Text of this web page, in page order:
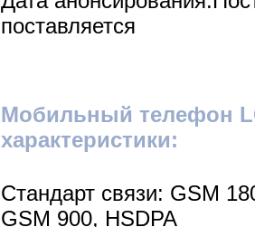
поставляется
Мобильный телефон
характеристики:
Стандарт связи: GSM
GSM 900, HSDPA